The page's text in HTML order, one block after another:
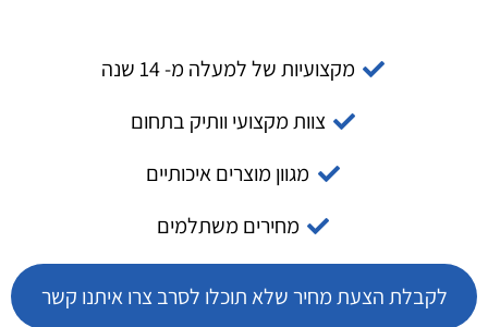
מקצועיות של למעלה מ- 14 שנה
צוות מקצועי וותיק בתחום
מגוון מוצרים איכותיים
מחירים משתלמים
לקבלת הצעת מחיר שלא תוכלו לסרב צרו איתנו קשר